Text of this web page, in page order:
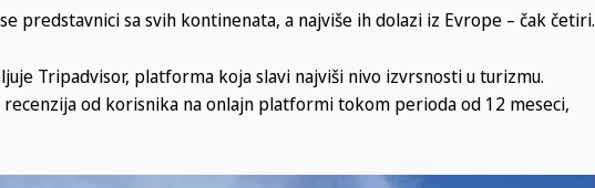
predstavnici sa svih kontinenata, a najviše ih dolazi iz Evrope – čak četiri.
Tripadvisor, platforma koja slavi najviši nivo izvrsnosti u turizmu.
od korisnika na onlajn platformi tokom perioda od 12 meseci,